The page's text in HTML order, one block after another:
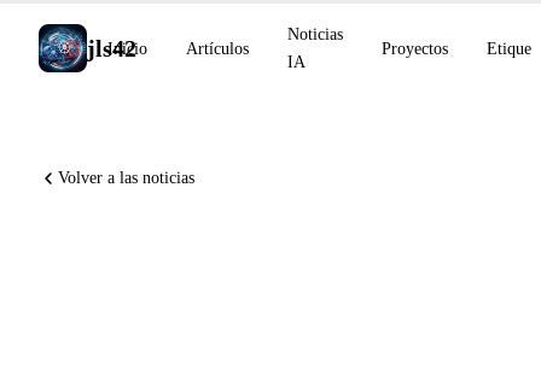
jls42
Inicio Artículos
Noticias
IA
Proyectos
Volver a las noticias